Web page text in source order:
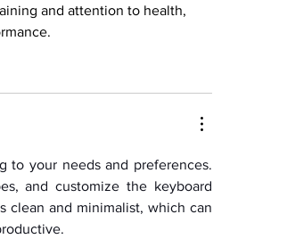
and attention to health,
to your needs and preferences.
and customize the keyboard
clean and minimalist, which can